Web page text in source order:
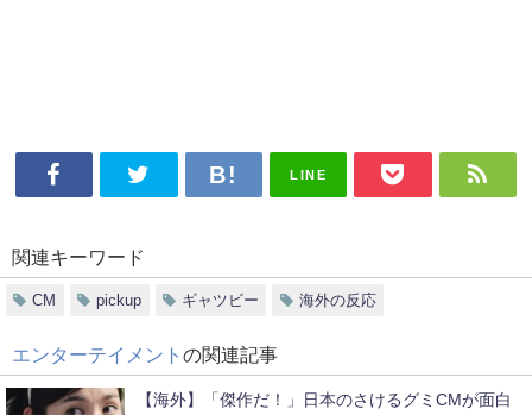
LINE
関連キーワード
CM pickup ギャツビー 海外の反応
エンターテイメント の関連記事
【海外】「傑作だ！」日本のさけるグミCMが面白